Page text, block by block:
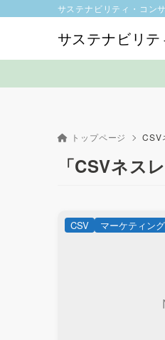
サステナビリ
サステナビリティ・コン
トップページ CSV
「CSVネス
CSV マーケティング